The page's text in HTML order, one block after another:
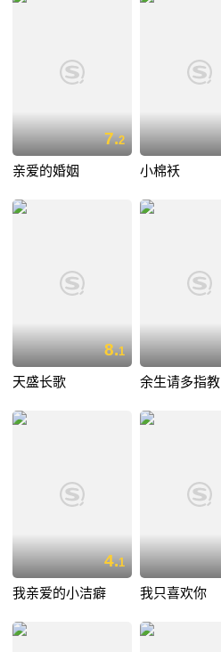
7.2
亲爱的婚姻 小棉袄
8.1
天盛长歌 余生请多指教
4.1
我亲爱的小洁癖 我只喜欢你